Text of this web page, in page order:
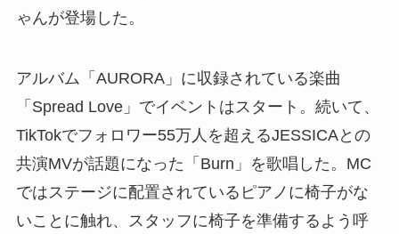
ゃんが登場した。
アルバム「AURORA」に収録されている楽曲
「Spread Love」でイベントはスタート。続いて、
TikTokでフォロワー55万人を超えるJESSICAとの
共演MVが話題になった「Burn」を歌唱した。MC
ではステージに配置されているピアノに椅子がな
いことに触れ、スタッフに椅子を準備するよう呼